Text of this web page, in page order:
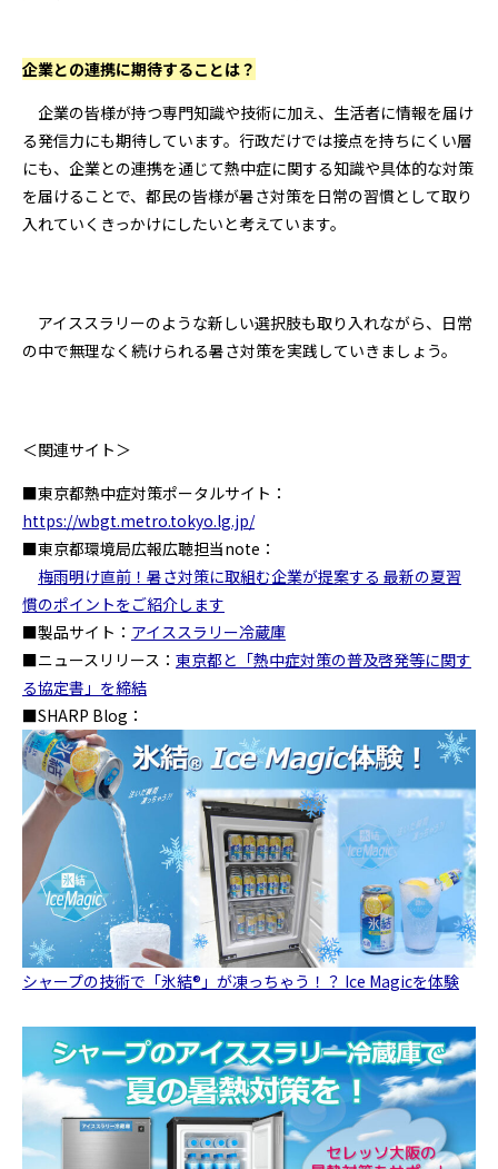
――企業との連携に期待することは？
企業の皆様が持つ専門知識や技術に加え、生活者に情報を届け
る発信力にも期待しています。行政だけでは接点を持ちにくい層
にも、企業との連携を通じて熱中症に関する知識や具体的な対策
を届けることで、都民の皆様が暑さ対策を日常の習慣として取り
入れていくきっかけにしたいと考えています。
アイススラリーのような新しい選択肢も取り入れながら、日常
の中で無理なく続けられる暑さ対策を実践していきましょう。
＜関連サイト＞
■東京都熱中症対策ポータルサイト：
https://wbgt.metro.tokyo.lg.jp/
■東京都環境局広報広聴担当note：
梅雨明け直前！暑さ対策に取組む企業が提案する 最新の夏習
慣のポイントをご紹介します
■製品サイト： アイススラリー冷蔵庫
■ニュースリリース： 東京都と「熱中症対策の普及啓発等に関す
る協定書」を締結
■SHARP Blog：
シャープの技術で「氷結®」が凍っちゃう！？ Ice Magicを体験